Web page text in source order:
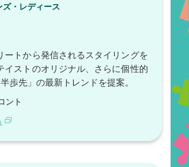
ズ・レディース
ートから発信されるスタイリングを
イストのオリジナル、さらに個性的
歩先」の最新トレンドを提案。
ント